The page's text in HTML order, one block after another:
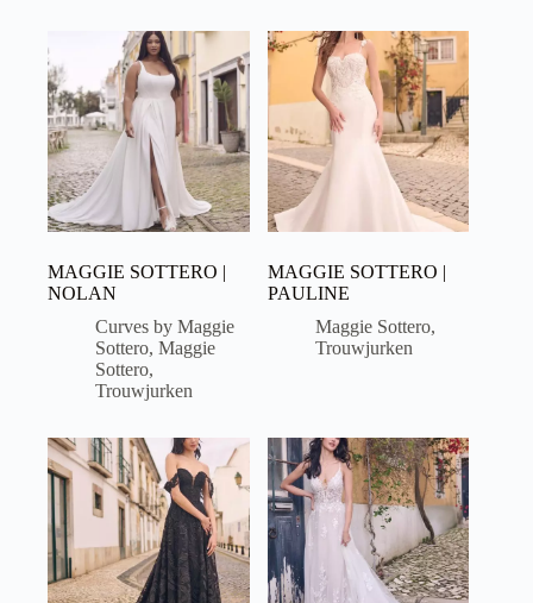
MAGGIE SOTTERO |
NOLAN
Curves by Maggie
Sottero, Maggie
Sottero,
Trouwjurken
MAGGIE SOTTERO |
PAULINE
Maggie Sottero,
Trouwjurken